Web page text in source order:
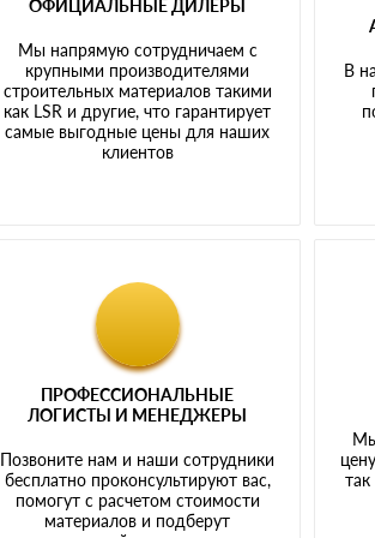
ОФИЦИАЛЬНЫЕ ДИЛЕРЫ
Мы напрямую сотрудничаем с
крупными производителями
строительных материалов такими
как LSR и другие, что гарантирует
самые выгодные цены для наших
клиентов
В
ПРОФЕССИОНАЛЬНЫЕ
ЛОГИСТЫ И МЕНЕДЖЕРЫ
Позвоните нам и наши сотрудники
бесплатно проконсультируют вас,
помогут с расчетом стоимости
материалов и подберут